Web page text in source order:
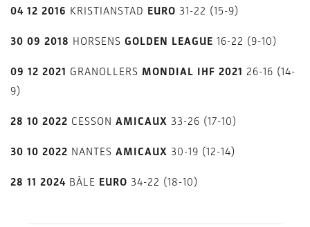
04 12 2016 KRISTIANSTAD EURO 31-22 (15-9)
30 09 2018 HORSENS GOLDEN LEAGUE 16-22 (9-10)
09 12 2021 GRANOLLERS MONDIAL IHF 2021 26-16 (14-
9)
28 10 2022 CESSON AMICAUX 33-26 (17-10)
30 10 2022 NANTES AMICAUX 30-19 (12-14)
28 11 2024 BÂLE EURO 34-22 (18-10)